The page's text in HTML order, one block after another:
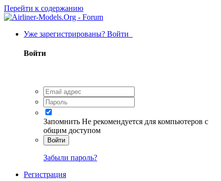
Перейти к содержанию
Уже зарегистрированы? Войти
Войти
Запомнить Не рекомендуется для компьютеров с
общим доступом
Войти
Забыли пароль?
Регистрация